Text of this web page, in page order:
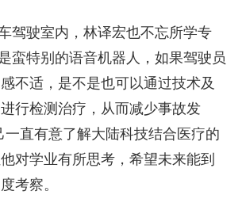
驾驶室内，林译宏也不忘所学专
是蛮特别的语音机器人，如果驾驶员
不适，是不是也可以通过技术及
行检测治疗，从而减少事故发
一直有意了解大陆科技结合医疗的
对学业有所思考，希望未来能到
考察。